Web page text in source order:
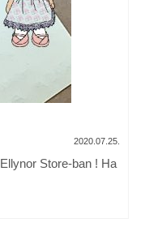
2020.07.25.
Store-ban ! Ha